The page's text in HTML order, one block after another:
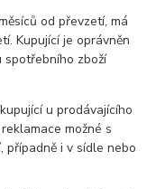
od převzetí, má
Kupující je oprávněn
zboží
u prodávajícího
možné s
případně i v sídle nebo